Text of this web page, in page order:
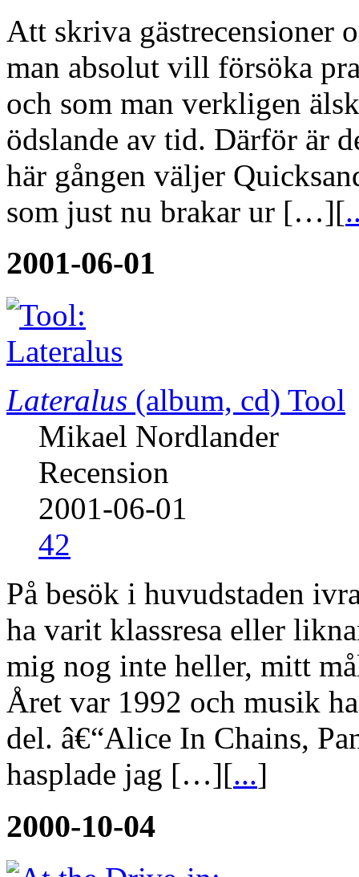
Att skriva gästrecensioner
man absolut vill försöka
och som man verkligen
ödslande av tid. Därför är
här gången väljer
som just nu brakar ur […][
2001-06-01
Lateralus (album, cd) Tool
Mikael Nordlander
Recension
2001-06-01
42
På besök i huvudstaden
ha varit klassresa eller
mig nog inte heller, mitt
Året var 1992 och musik
del. â€“Alice In Chains,
hasplade jag […][...]
2000-10-04